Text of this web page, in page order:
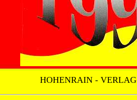
HOHENRAIN -